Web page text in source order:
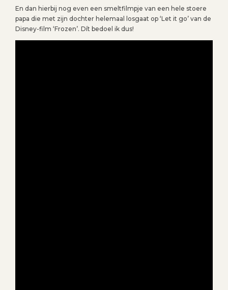
En dan hierbij nog even een smeltfilmpje van een hele stoere
papa die met zijn dochter helemaal losgaat op ‘Let it go’ van de
Disney-film ‘Frozen’. Dít bedoel ik dus!